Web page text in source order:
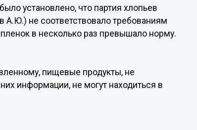
установлено, что партия хлопьев
А.Ю.) не соответствовало требованиям
в несколько раз превышало норму.
пищевые продукты, не
информации, не могут находиться в